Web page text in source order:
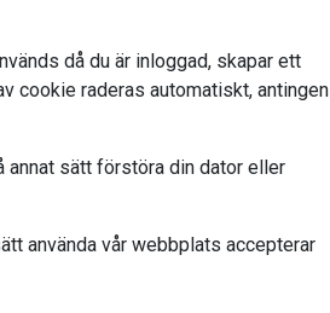
då du är inloggad, skapar ett
cookie raderas automatiskt, antingen
sätt förstöra din dator eller
använda vår webbplats accepterar